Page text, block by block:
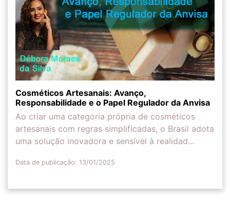
Cosméticos Artesanais: Avanço,
Responsabilidade e o Papel Regulador da Anvisa
Ao criar uma categoria própria de cosméticos
artesanais com regras simplificadas, o Brasil adota
uma solução inovadora e sensível à realidad...
Data de publicação: 13/01/2025